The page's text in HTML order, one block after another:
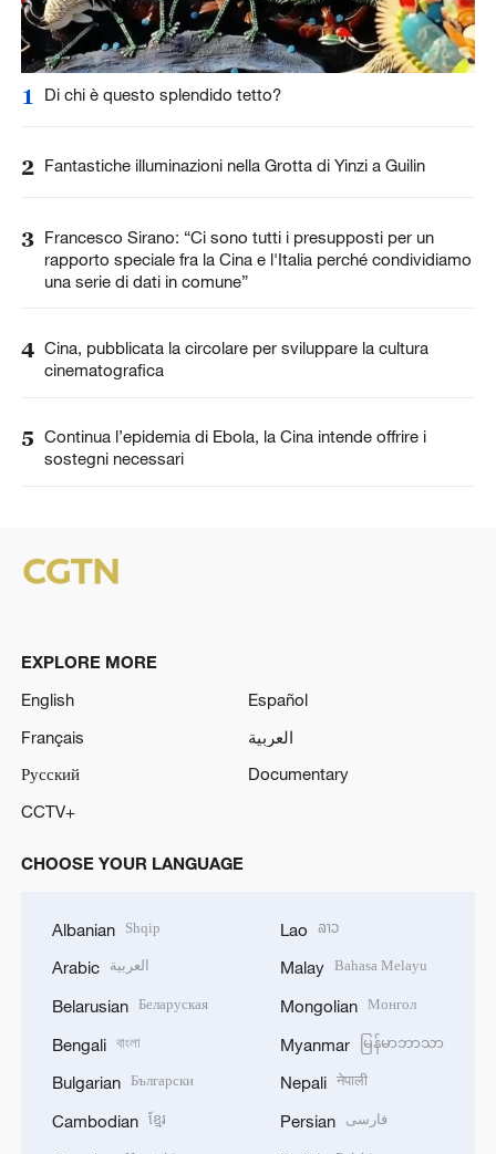
1 Di chi è questo splendido tetto?
2 Fantastiche illuminazioni nella Grotta di Yinzi a Guilin
3 Francesco Sirano: “Ci sono tutti i presupposti per un
rapporto speciale fra la Cina e l'Italia perché condividiamo
una serie di dati in comune”
4 Cina, pubblicata la circolare per sviluppare la cultura
cinematografica
5 Continua l’epidemia di Ebola, la Cina intende offrire i
sostegni necessari
EXPLORE MORE
English
Español
Français
العربية
Русский
Documentary
CCTV+
CHOOSE YOUR LANGUAGE
Albanian Shqip
Arabic العربية
Belarusian Беларуская
Bengali বাংলা
Bulgarian Български
Cambodian ខ្មែរ
Lao ລາວ
Malay Bahasa Melayu
Mongolian Монгол
Myanmar မြန်မာဘာသာ
Nepali नेपाली
Persian فارسی